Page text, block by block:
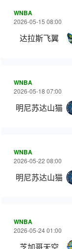
WNBA
2026-05-15 08:00
达拉斯飞翼
WNBA
2026-05-18 07:00
明尼苏达山猫
WNBA
2026-05-22 08:00
明尼苏达山猫
WNBA
2026-05-24 01:00